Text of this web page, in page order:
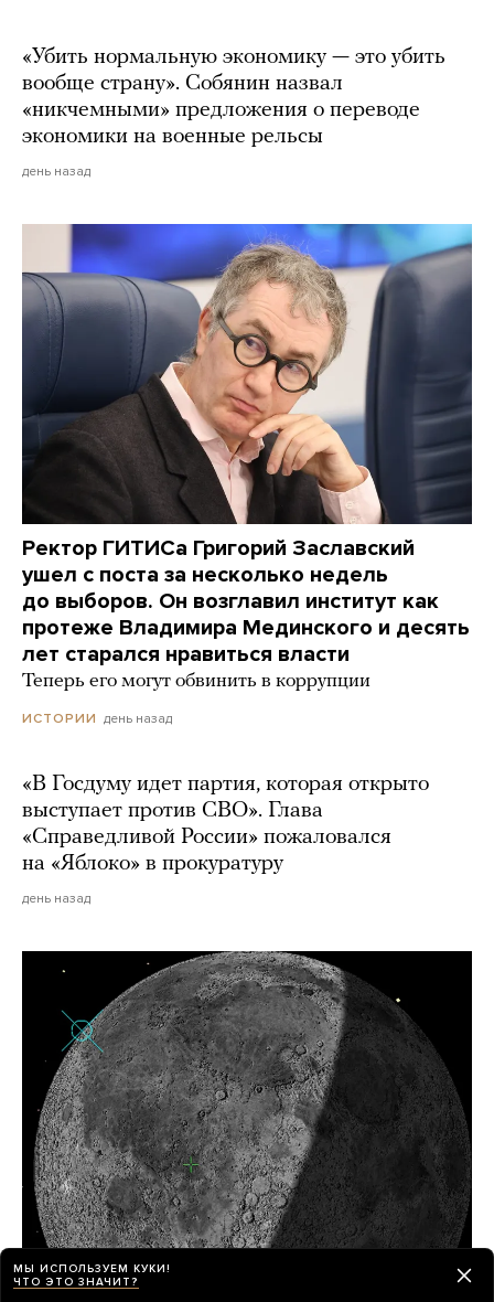
«Убить нормальную экономику — это убить
вообще страну». Собянин назвал
«никчемными» предложения о переводе
экономики на военные рельсы
день назад
Ректор ГИТИСа Григорий Заславский
ушел с поста за несколько недель
до выборов. Он возглавил институт как
протеже Владимира Мединского и десять
лет старался нравиться власти
Теперь его могут обвинить в коррупции
ИСТОРИИ день назад
«В Госдуму идет партия, которая открыто
выступает против СВО». Глава
«Справедливой России» пожаловался
на «Яблоко» в прокуратуру
день назад
Часть ракеты SpaceX (размером
МЫ ИСПОЛЬЗУЕМ КУКИ!
ЧТО ЭТО ЗНАЧИТ?